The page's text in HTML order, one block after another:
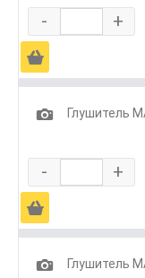
- +
Ä
1
Глушитель
- +
Ä
1
Глушитель